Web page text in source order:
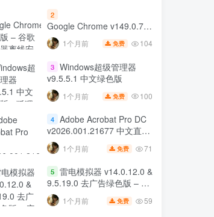
2
Google Chrome v149.0.7827.197
正式版 – 谷歌浏览器离线安
装包 1个月前 免费 104
3 Windows超级管理器
v9.5.5.1 中文绿色版
1个月前 免费 100
4 Adobe Acrobat Pro DC
v2026.001.21677 中文直装
版 32位 & 64位 – PDF 编辑
工具 1个月前 免费 71
5 雷电模拟器 v14.0.12.0 &
9.5.19.0 去广告绿色版 – 安
卓模拟器
1个月前 免费 59